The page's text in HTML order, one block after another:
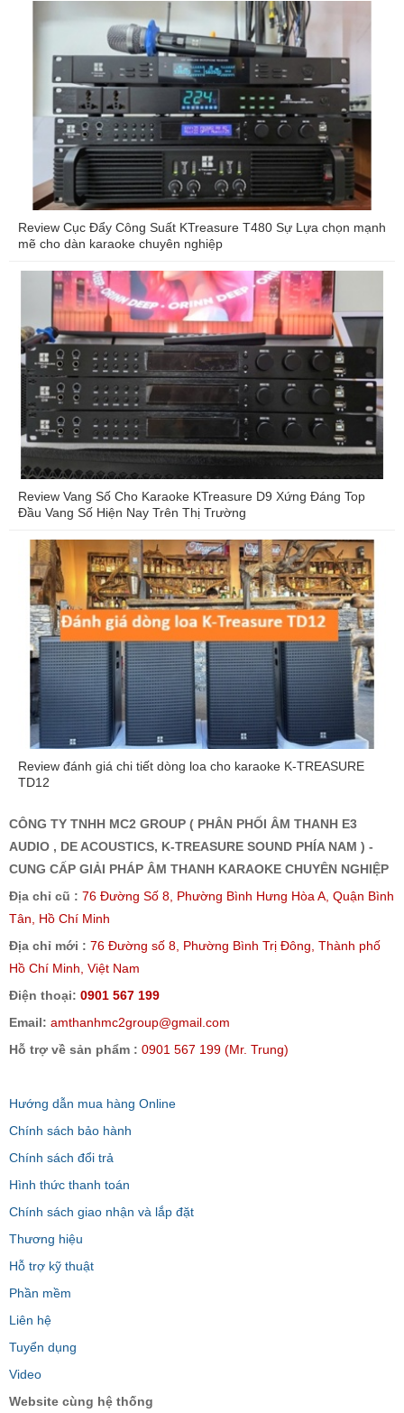
Review Cục Đẩy Công Suất KTreasure T480 Sự Lựa chọn mạnh
mẽ cho dàn karaoke chuyên nghiệp
Review Vang Số Cho Karaoke KTreasure D9 Xứng Đáng Top
Đầu Vang Số Hiện Nay Trên Thị Trường
Review đánh giá chi tiết dòng loa cho karaoke K-TREASURE
TD12
CÔNG TY TNHH MC2 GROUP ( PHÂN PHỐI ÂM THANH E3
AUDIO , DE ACOUSTICS, K-TREASURE SOUND PHÍA NAM ) -
CUNG CẤP GIẢI PHÁP ÂM THANH KARAOKE CHUYÊN NGHIỆP
Địa chỉ cũ : 76 Đường Số 8, Phường Bình Hưng Hòa A, Quận Bình
Tân, Hồ Chí Minh
Địa chỉ mới : 76 Đường số 8, Phường Bình Trị Đông, Thành phố
Hồ Chí Minh, Việt Nam
Điện thoại: 0901 567 199
Email: amthanhmc2group@gmail.com
Hỗ trợ về sản phẩm : 0901 567 199 (Mr. Trung)
Hướng dẫn mua hàng Online
Chính sách bảo hành
Chính sách đổi trả
Hình thức thanh toán
Chính sách giao nhận và lắp đặt
Thương hiệu
Hỗ trợ kỹ thuật
Phần mềm
Liên hệ
Tuyển dụng
Video
Website cùng hệ thống